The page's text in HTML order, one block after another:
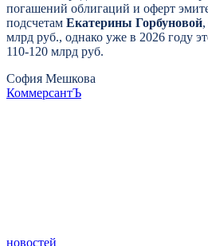
погашений облигаций и оферт
подсчетам Екатерины Горбуновой
млрд руб., однако уже в 2026 году
110-120 млрд руб.
София Мешкова
КоммерсантЪ
новостей